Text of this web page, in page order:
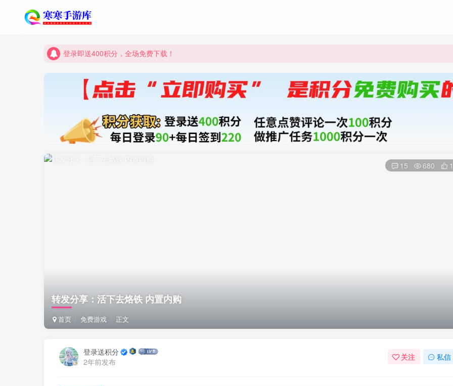
登录即送400积分，全场免费下载！
登录即送400积分，全场免费下载！
点进来看看新手教程
转发分享：活下去烙铁 内置内购
首页 免费游戏 正文
15 680
登录送积分
2年前发布
关注 私信